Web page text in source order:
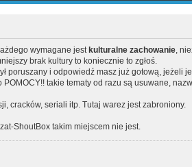
wymagane jest kulturalne zachowanie,
brak kultury to koniecznie to zgłoś.
poruszany i odpowiedź masz już gotową, jeżeli
takie tematy od razu są usuwane,
cracków, seriali itp. Tutaj warez jest zabroniony.
ShoutBox takim miejscem nie jest.